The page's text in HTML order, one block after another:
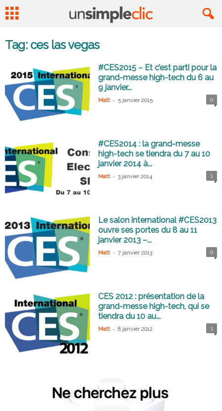
Tag: ces las vegas
#CES2015 – Et c’est parti pour la
grand-messe high-tech du 6 au
9 janvier...
Matt - 5 janvier 2015 0
#CES2014 : la grand-messe
high-tech se tiendra du 7 au 10
janvier 2014 à...
Matt - 3 janvier 2014 1
Le salon international #CES2013
ouvre ses portes du 8 au 11
janvier 2013 –...
Matt - 7 janvier 2013 0
CES 2012 : présentation de la
grand-messe high-tech, qui se
tiendra du 10 au...
Matt - 8 janvier 2012 1